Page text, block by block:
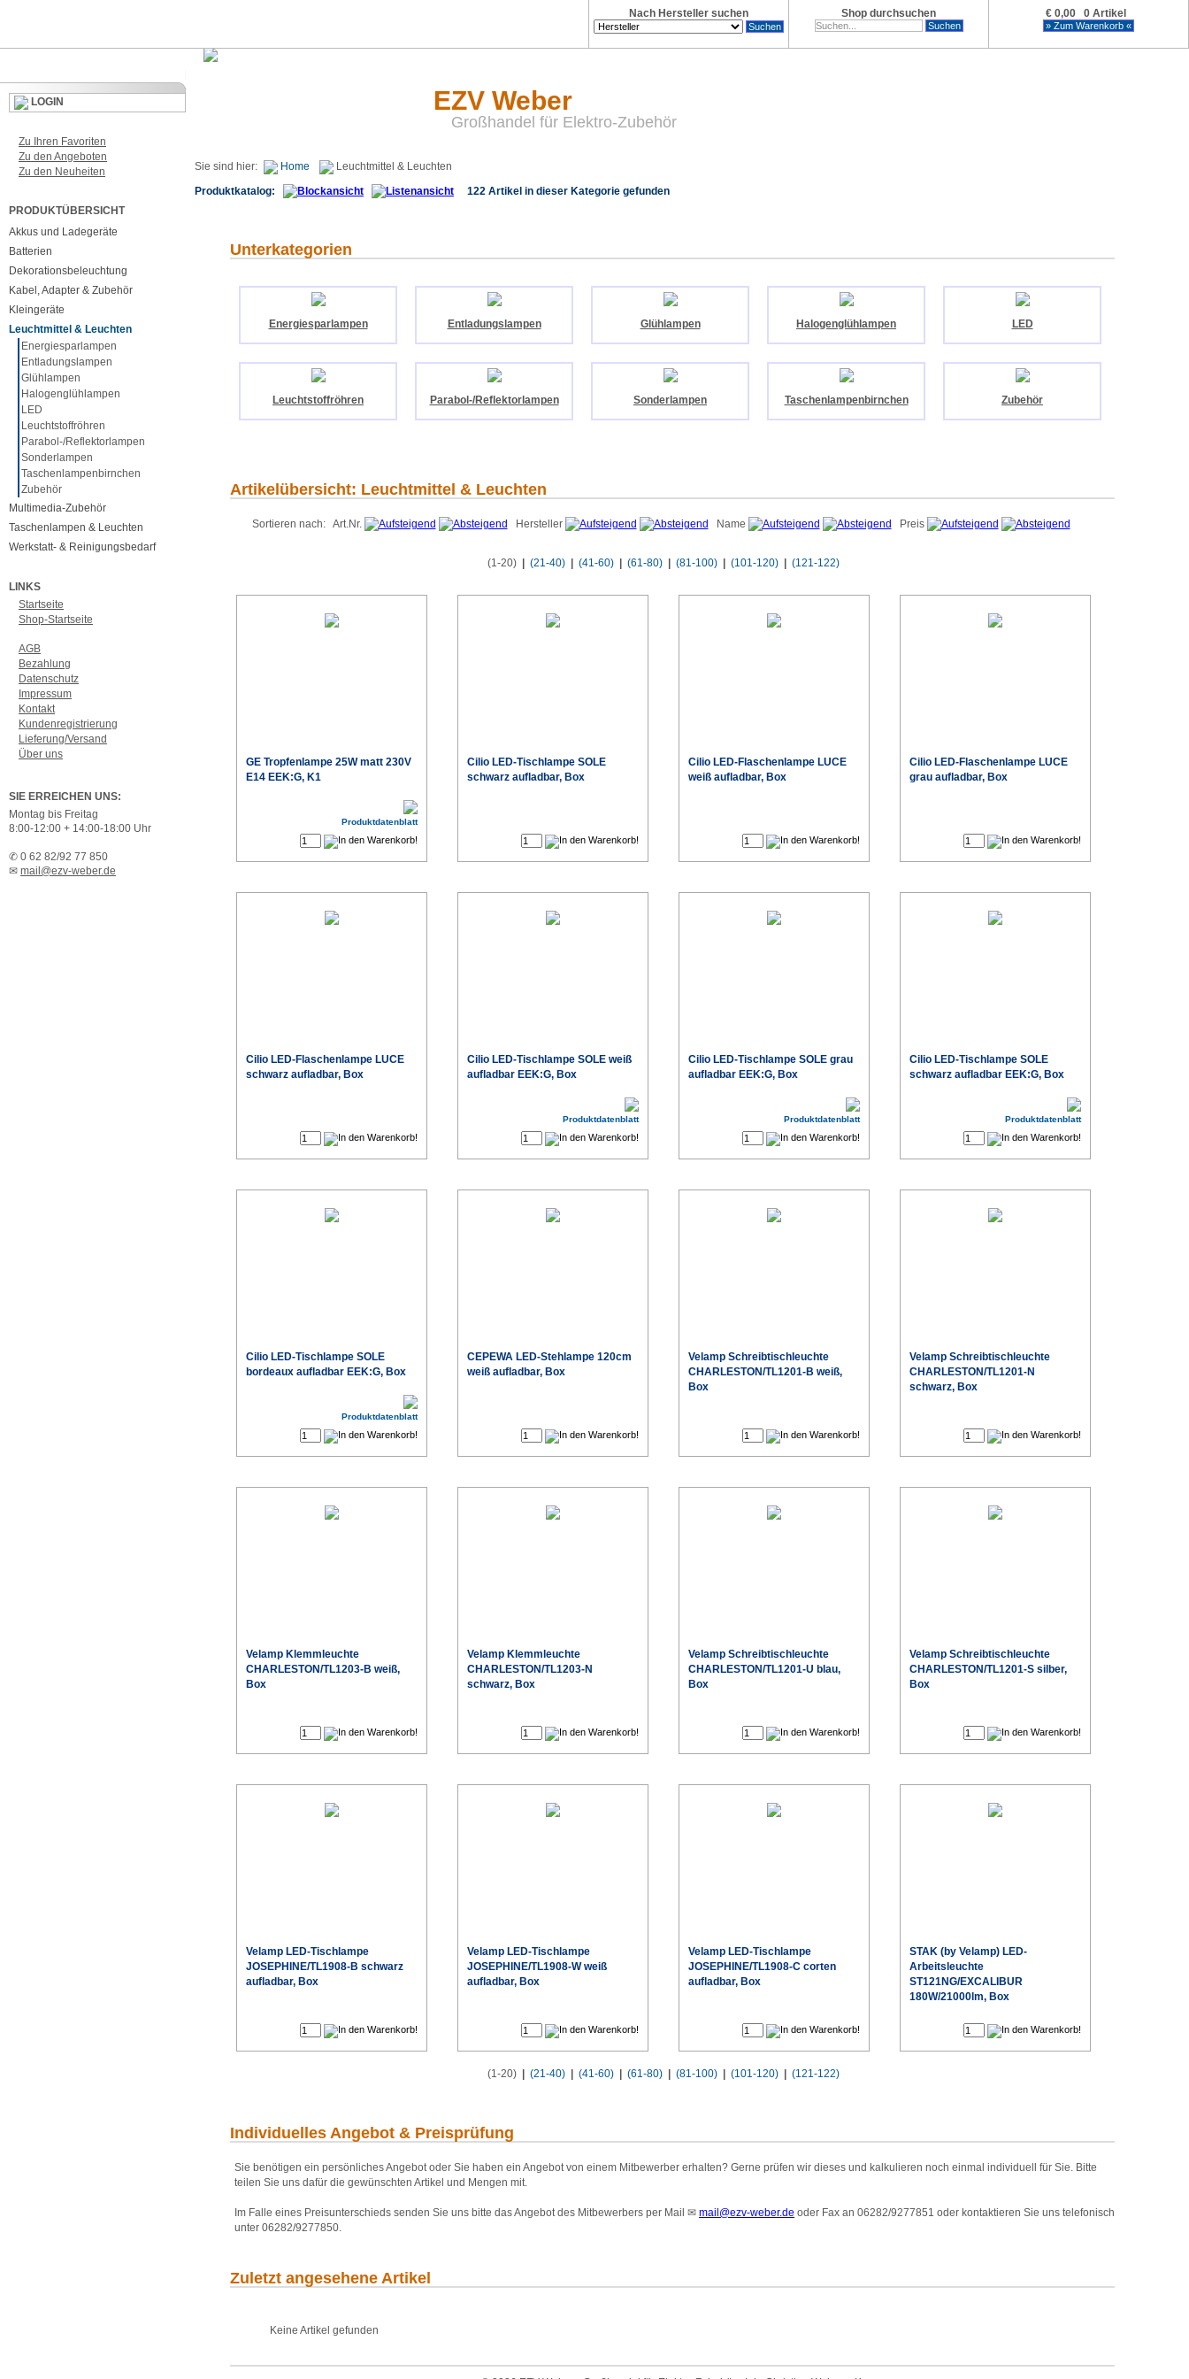
€ 0,00 0 Artikel
Shop durchsuchen
Nach Hersteller suchen
LOGIN
Zu Ihren Favoriten
Zu den Angeboten
Zu den Neuheiten
PRODUKTÜBERSICHT
Akkus und Ladegeräte
Batterien
Dekorationsbeleuchtung
Kabel, Adapter & Zubehör
Kleingeräte
Leuchtmittel & Leuchten
Energiesparlampen
Entladungslampen
Glühlampen
Halogenglühlampen
LED
Leuchtstoffröhren
Parabol-/Reflektorlampen
Sonderlampen
Taschenlampenbirnchen
Zubehör
Multimedia-Zubehör
Taschenlampen & Leuchten
Werkstatt- & Reinigungsbedarf
LINKS
Startseite
Shop-Startseite
AGB
Bezahlung
Datenschutz
Impressum
Kontakt
Kundenregistrierung
Lieferung/Versand
Über uns
SIE ERREICHEN UNS:
Montag bis Freitag
8:00-12:00 + 14:00-18:00 Uhr
✆ 0 62 82/92 77 850
✉ mail@ezv-weber.de
EZV Weber
Großhandel für Elektro-Zubehör
Sie sind hier: Home
Leuchtmittel & Leuchten
Produktkatalog:
122 Artikel in dieser Kategorie gefunden
Unterkategorien
Energiesparlampen Entladungslampen Glühlampen Halogenglühlampen LED
Leuchtstoffröhren Parabol-/Reflektorlampen Sonderlampen Taschenlampenbirnchen Zubehör
Artikelübersicht: Leuchtmittel & Leuchten
Sortieren nach: Art.Nr. Hersteller Name Preis
(1-20) (21-40) (41-60) (61-80) (81-100) (101-120) (121-122)
GE Tropfenlampe 25W matt 230V
E14 EEK:G, K1
Produktdatenblatt
Cilio LED-Tischlampe SOLE
schwarz aufladbar, Box
Cilio LED-Flaschenlampe LUCE
weiß aufladbar, Box
Cilio LED-Flaschenlampe LUCE
grau aufladbar, Box
Cilio LED-Flaschenlampe LUCE
schwarz aufladbar, Box
Cilio LED-Tischlampe SOLE weiß
aufladbar EEK:G, Box
Produktdatenblatt
Cilio LED-Tischlampe SOLE grau
aufladbar EEK:G, Box
Produktdatenblatt
Cilio LED-Tischlampe SOLE
schwarz aufladbar EEK:G, Box
Produktdatenblatt
Cilio LED-Tischlampe SOLE
bordeaux aufladbar EEK:G, Box
Produktdatenblatt
CEPEWA LED-Stehlampe 120cm
weiß aufladbar, Box
Velamp Schreibtischleuchte
CHARLESTON/TL1201-B weiß,
Box
Velamp Schreibtischleuchte
CHARLESTON/TL1201-N
schwarz, Box
Velamp Klemmleuchte
CHARLESTON/TL1203-B weiß,
Box
Velamp Klemmleuchte
CHARLESTON/TL1203-N
schwarz, Box
Velamp Schreibtischleuchte
CHARLESTON/TL1201-U blau,
Box
Velamp Schreibtischleuchte
CHARLESTON/TL1201-S silber,
Box
Velamp LED-Tischlampe
JOSEPHINE/TL1908-B schwarz
aufladbar, Box
Velamp LED-Tischlampe
JOSEPHINE/TL1908-W weiß
aufladbar, Box
Velamp LED-Tischlampe
JOSEPHINE/TL1908-C corten
aufladbar, Box
STAK (by Velamp) LED-
Arbeitsleuchte
ST121NG/EXCALIBUR
180W/21000lm, Box
(1-20) (21-40) (41-60) (61-80) (81-100) (101-120) (121-122)
Individuelles Angebot & Preisprüfung
Sie benötigen ein persönliches Angebot oder Sie haben ein Angebot von einem Mitbewerber erhalten? Gerne prüfen wir dieses und kalkulieren noch einmal individuell für Sie. Bitte
teilen Sie uns dafür die gewünschten Artikel und Mengen mit.
Im Falle eines Preisunterschieds senden Sie uns bitte das Angebot des Mitbewerbers per Mail ✉ mail@ezv-weber.de oder Fax an 06282/9277851 oder kontaktieren Sie uns telefonisch
unter 06282/9277850.
Zuletzt angesehene Artikel
Keine Artikel gefunden